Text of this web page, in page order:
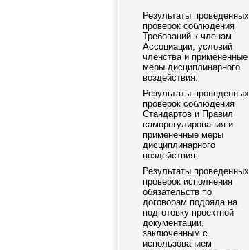
Результаты проведенных
проверок соблюдения
Требований к членам
Ассоциации , условий
членства и примененные
меры дисциплинарного
воздействия:
Результаты проведенных
проверок соблюдения
Стандартов и Правил
саморегулирования и
примененные меры
дисциплинарного
воздействия:
Результаты проведенных
проверок исполнения
обязательств по
договорам подряда на
подготовку проектной
документации,
заключенным с
использованием